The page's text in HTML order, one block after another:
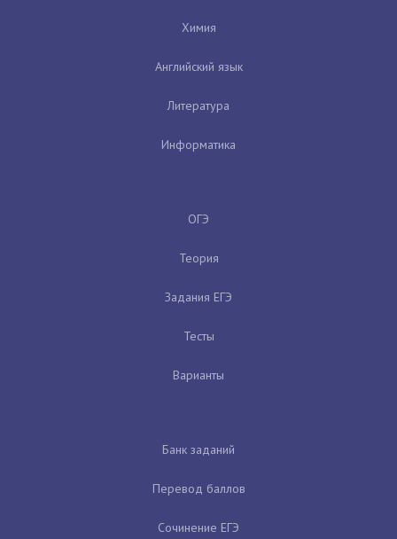
Химия
Английский язык
Литература
Информатика
ОГЭ
Теория
Задания ЕГЭ
Тесты
Варианты
Банк заданий
Перевод баллов
Сочинение ЕГЭ